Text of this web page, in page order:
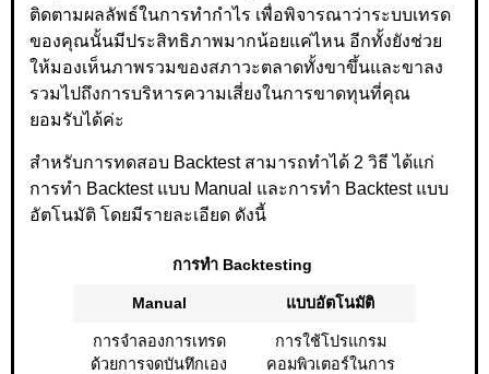
ติดตามผลลัพธ์ในการทำกำไร เพื่อพิจารณาว่าระบบเทรด
ของคุณนั้นมีประสิทธิภาพมากน้อยแค่ไหน อีกทั้งยังช่วย
ให้มองเห็นภาพรวมของสภาวะตลาดทั้งขาขึ้นและขาลง
รวมไปถึงการบริหารความเสี่ยงในการขาดทุนที่คุณ
ยอมรับได้ค่ะ
สำหรับการทดสอบ Backtest สามารถทำได้ 2 วิธี ได้แก่
การทำ Backtest แบบ Manual และการทำ Backtest แบบ
อัตโนมัติ โดยมีรายละเอียด ดังนี้
การทำ Backtesting
Manual แบบอัตโนมัติ
การจำลองการเทรด
ด้วยการจดบันทึกเอง
การใช้โปรแกรม
คอมพิวเตอร์ในการ